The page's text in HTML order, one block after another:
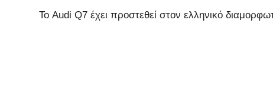
Το Audi Q7 έχει προστεθεί στον ελληνικό